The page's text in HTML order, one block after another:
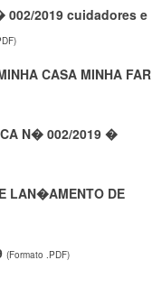
002/2019 cuidadores e
CASA MINHA FAR
N� 002/2019 �
LAN�AMENTO DE
(Formato .PDF)